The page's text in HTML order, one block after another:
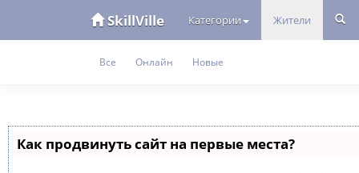
SkillVille Категории Жители
Все Онлайн Новые
Как продвинуть сайт на первые места?